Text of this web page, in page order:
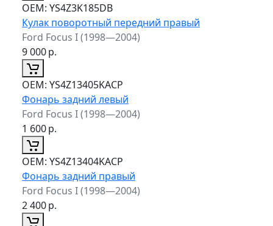
ОЕМ: YS4Z3K185DB
Кулак поворотный передний правый
Ford Focus I (1998—2004)
9 000р.
ОЕМ: YS4Z13405KACP
Фонарь задний левый
Ford Focus I (1998—2004)
1 600р.
ОЕМ: YS4Z13404KACP
Фонарь задний правый
Ford Focus I (1998—2004)
2 400р.